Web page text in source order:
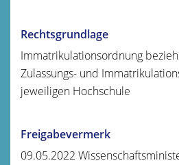
Rechtsgrundlage
Immatrikulationsordnung
Zulassungs- und
jeweiligen Hochschule
Freigabevermerk
09.05.2022